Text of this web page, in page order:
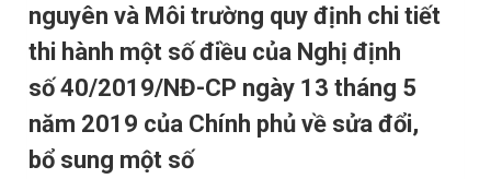
nguyên và Môi trường quy định chi tiết
thi hành một số điều của Nghị định
số 40/2019/NĐ-CP ngày 13 tháng 5
năm 2019 của Chính phủ về sửa đổi,
bổ sung một số